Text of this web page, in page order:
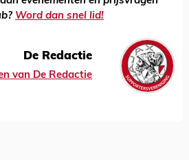
Word dan snel lid!
De Redactie
van De Redactie